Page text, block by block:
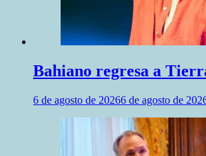
Bahiano regresa a
6 de agosto de 20266 de agosto de